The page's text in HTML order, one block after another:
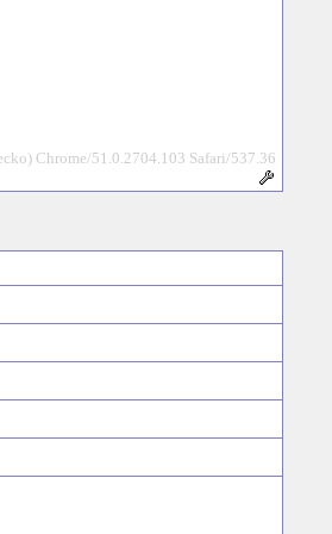
Chrome/51.0.2704.103 Safari/537.36